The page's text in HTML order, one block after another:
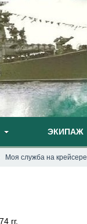
ЭКИПАЖ
Моя служба на крейсере
гг.